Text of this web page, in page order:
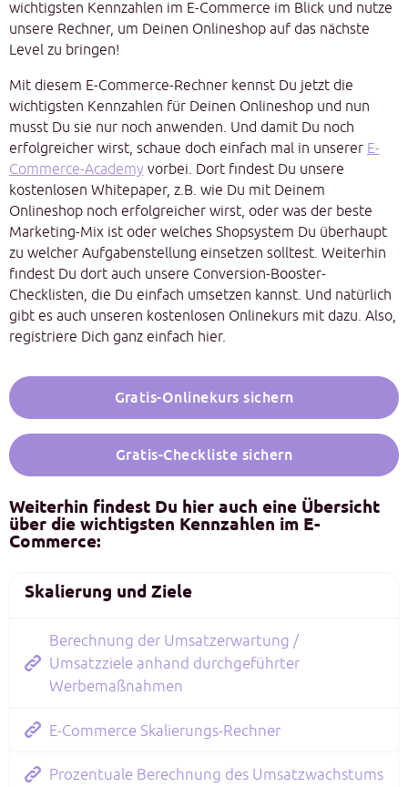
wichtigsten Kennzahlen im E-Commerce im Blick und nutze
unsere Rechner, um Deinen Onlineshop auf das nächste
Level zu bringen!
Mit diesem E-Commerce-Rechner kennst Du jetzt die
wichtigsten Kennzahlen für Deinen Onlineshop und nun
musst Du sie nur noch anwenden. Und damit Du noch
erfolgreicher wirst, schaue doch einfach mal in unserer E-
Commerce-Academy vorbei. Dort findest Du unsere
kostenlosen Whitepaper, z.B. wie Du mit Deinem
Onlineshop noch erfolgreicher wirst, oder was der beste
Marketing-Mix ist oder welches Shopsystem Du überhaupt
zu welcher Aufgabenstellung einsetzen solltest. Weiterhin
findest Du dort auch unsere Conversion-Booster-
Checklisten, die Du einfach umsetzen kannst. Und natürlich
gibt es auch unseren kostenlosen Onlinekurs mit dazu. Also,
registriere Dich ganz einfach hier.
Gratis-Onlinekurs sichern
Gratis-Checkliste sichern
Weiterhin findest Du hier auch eine Übersicht
über die wichtigsten Kennzahlen im E-
Commerce:
Skalierung und Ziele
Berechnung der Umsatzerwartung /
Umsatzziele anhand durchgeführter
Werbemaßnahmen
E-Commerce Skalierungs-Rechner
Prozentuale Berechnung des Umsatzwachstums